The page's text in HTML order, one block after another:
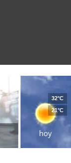
hoy
32°C
21°C